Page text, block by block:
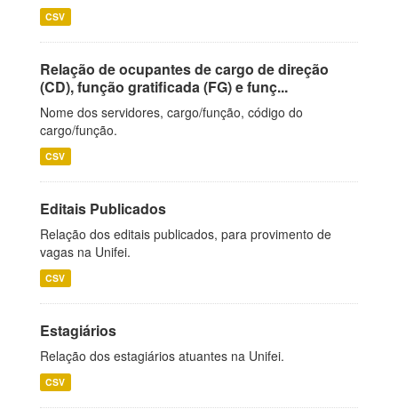
CSV
Relação de ocupantes de cargo de direção
(CD), função gratificada (FG) e funç...
Nome dos servidores, cargo/função, código do
cargo/função.
CSV
Editais Publicados
Relação dos editais publicados, para provimento de
vagas na Unifei.
CSV
Estagiários
Relação dos estagiários atuantes na Unifei.
CSV